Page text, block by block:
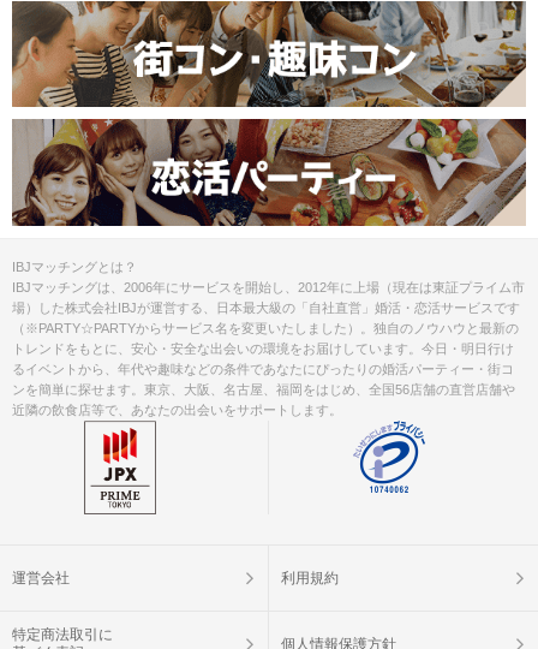
IBJマッチングとは？
IBJマッチングは、2006年にサービスを開始し、2012年に上場（現在は東証プライム市
場）した株式会社IBJが運営する、日本最大級の「自社直営」婚活・恋活サービスです
（※PARTY☆PARTYからサービス名を変更いたしました）。独自のノウハウと最新の
トレンドをもとに、安心・安全な出会いの環境をお届けしています。今日・明日行け
るイベントから、年代や趣味などの条件であなたにぴったりの婚活パーティー・街コ
ンを簡単に探せます。東京、大阪、名古屋、福岡をはじめ、全国56店舗の直営店舗や
近隣の飲食店等で、あなたの出会いをサポートします。
運営会社 利用規約
特定商法取引に
個人情報保護方針